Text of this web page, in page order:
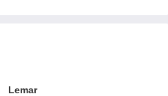
Lemar